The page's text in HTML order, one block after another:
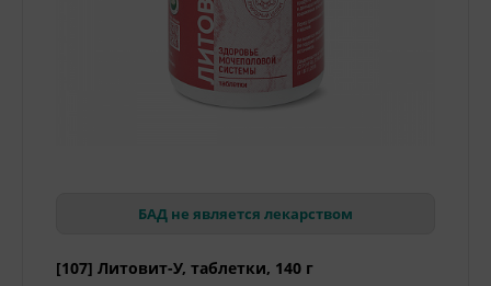
БАД не является лекарством
[107] Литовит-У, таблетки, 140 г